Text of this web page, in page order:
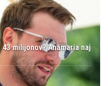
milijonov? Anamaria naj